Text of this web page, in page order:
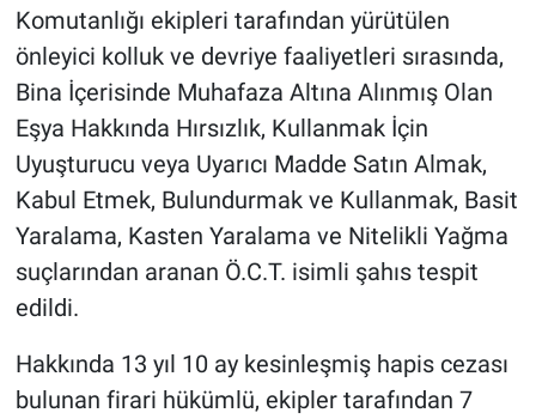
Komutanlığı ekipleri tarafından yürütülen
önleyici kolluk ve devriye faaliyetleri sırasında,
Bina İçerisinde Muhafaza Altına Alınmış Olan
Eşya Hakkında Hırsızlık, Kullanmak İçin
Uyuşturucu veya Uyarıcı Madde Satın Almak,
Kabul Etmek, Bulundurmak ve Kullanmak, Basit
Yaralama, Kasten Yaralama ve Nitelikli Yağma
suçlarından aranan Ö.C.T. isimli şahıs tespit
edildi.
Hakkında 13 yıl 10 ay kesinleşmiş hapis cezası
bulunan firari hükümlü, ekipler tarafından 7
Genel
Asayiş
Politika
Magazin
Haberde İnsan